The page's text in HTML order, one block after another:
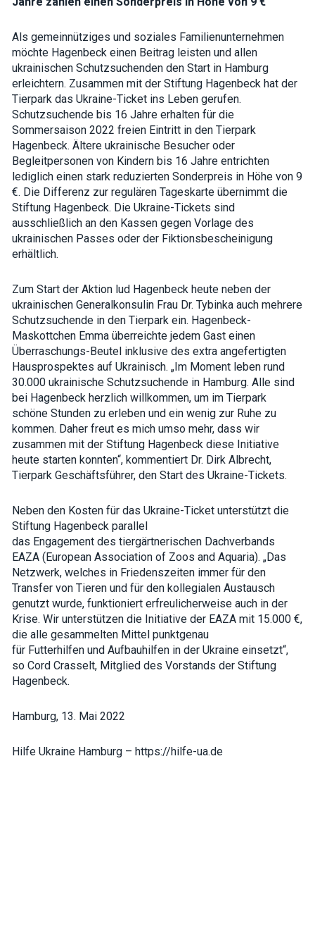
Als gemeinnütziges und soziales Familienunternehmen
möchte Hagenbeck einen Beitrag leisten und allen
ukrainischen Schutzsuchenden den Start in Hamburg
erleichtern. Zusammen mit der Stiftung Hagenbeck hat der
Tierpark das Ukraine-Ticket ins Leben gerufen.
Schutzsuchende bis 16 Jahre erhalten für die
Sommersaison 2022freien Eintritt in den Tierpark
Hagenbeck. Ältere ukrainische Besucher oder
Begleitpersonen von Kindern bis 16 Jahre entrichten
lediglich einen stark reduzierten Sonderpreis in Höhe von 9
€. Die Differenz zur regulären Tageskarte übernimmt die
Stiftung Hagenbeck. Die Ukraine-Tickets sind
ausschließlich an den Kassen gegen Vorlage des
ukrainischen Passes oder der Fiktionsbescheinigung
erhältlich.
Zum Start der Aktion lud Hagenbeck heute neben der
ukrainischen Generalkonsulin Frau Dr. Tybinka auch mehrere
Schutzsuchende in den Tierpark ein. Hagenbeck-
Maskottchen Emma überreichte jedem Gast einen
Überraschungs-Beutel inklusive des extra angefertigten
Hausprospektes auf Ukrainisch. „Im Moment leben rund
30.000 ukrainische Schutzsuchende in Hamburg. Alle sind
bei Hagenbeck herzlich willkommen, um im Tierpark
schöne Stunden zu erleben und ein wenig zur Ruhe zu
kommen. Daher freut es mich umso mehr, dass wir
zusammen mit der Stiftung Hagenbeck diese Initiative
heute starten konnten“, kommentiert Dr. Dirk Albrecht,
Tierpark Geschäftsführer, den Start des Ukraine-Tickets.
Neben den Kosten für das Ukraine-Ticket unterstützt die
Stiftung Hagenbeck parallel
das Engagement des tiergärtnerischen Dachverbands
EAZA (European Association of Zoos and Aquaria). „Das
Netzwerk, welches in Friedenszeiten immer für den
Transfer von Tieren und für den kollegialen Austausch
genutzt wurde, funktioniert erfreulicherweise auch in der
Krise. Wir unterstützen die Initiative der EAZA mit 15.000 €,
die alle gesammelten Mittel punktgenau
für Futterhilfen und Aufbauhilfen in der Ukraine einsetzt“,
so Cord Crasselt, Mitglied des Vorstands der Stiftung
Hagenbeck.
Hamburg, 13. Mai 2022
Hilfe Ukraine Hamburg – https://hilfe-ua.de
how the
used.
Experience
In order for
our website
to perform
as well as
possible
during your
visit. If you
refuse these
cookies,
some
will
disappear
from the
website.
Marketing
By sharing
your
interests and
behavior as
you visit our
site, you
increase the
chance of
seeing
personalized
content and
offers.